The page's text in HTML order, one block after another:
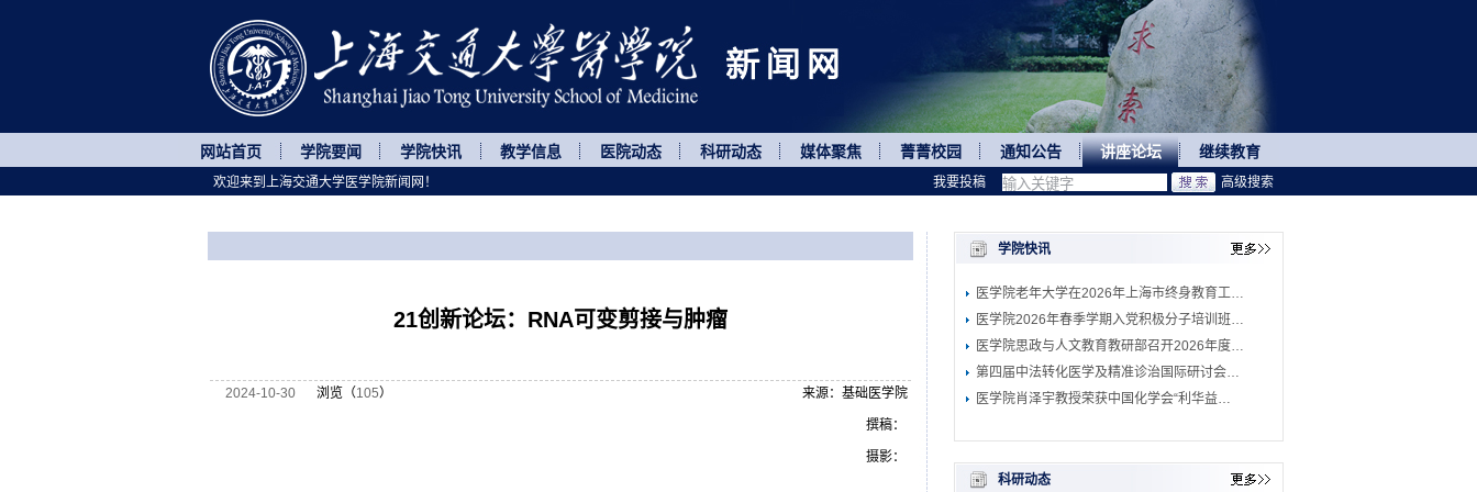
网站首页 学院要闻 学院快讯 教学信息 医院动态 科研动态 媒体聚焦 菁菁校园 通知公告 讲座论坛 继续教育
21创新论坛：RNA可变剪接与肿瘤
2024-10-30 浏览（105） 来源：基础医学院
撰稿：
摄影：
高级搜索
学院快讯
医学院老年大学在2026年上海市终身教育工…
医学院2026年春季学期入党积极分子培训班…
医学院思政与人文教育教研部召开2026年度…
第四届中法转化医学及精准诊治国际研讨会…
医学院肖泽宇教授荣获中国化学会“利华益…
科研动态
欢迎来到上海交通大学医学院新闻网！ 我要投稿